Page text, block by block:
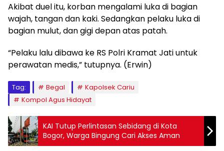
Akibat duel itu, korban mengalami luka di bagian
wajah, tangan dan kaki. Sedangkan pelaku luka di
bagian mulut, dan gigi depan atas patah.
“Pelaku lalu dibawa ke RS Polri Kramat Jati untuk
perawatan medis,” tutupnya. (Erwin)
Tag: Begal
Kapolsek Cariu
Kompol Agus Hidayat
KAI Tutup Perlintasan Sebidang di Kota
Bogor, Warga Bingung Cari Akses Aman